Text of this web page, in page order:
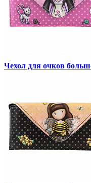
Чехол для очков